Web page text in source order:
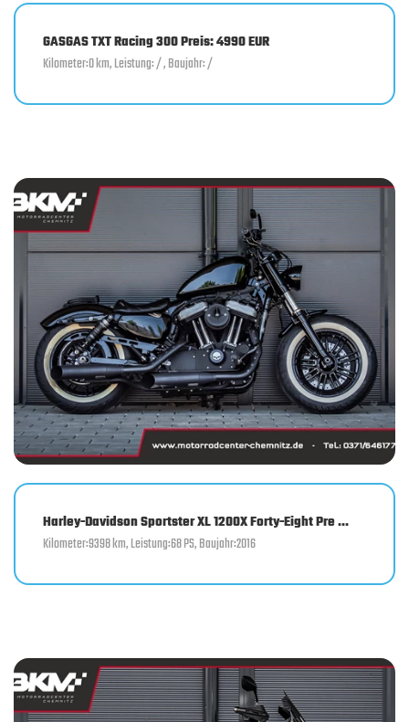
GASGAS TXT Racing 300 Preis: 4990 EUR
Kilometer:0 km, Leistung: / , Baujahr: /
Harley-Davidson Sportster XL 1200X Forty-Eight Pre ...
Kilometer:9398 km, Leistung:68 PS, Baujahr:2016